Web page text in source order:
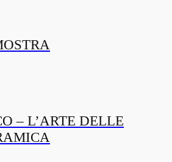
– L’ARTE DELLE